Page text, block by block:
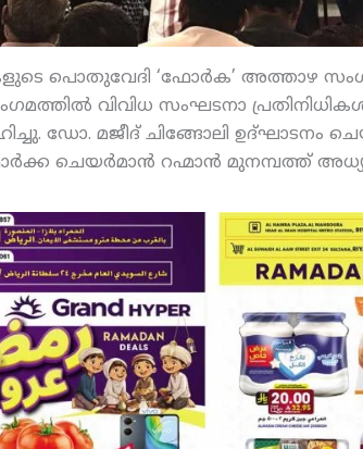
പൊതുവേദി ‘ഫോര്‍ക’ അത്താഴ
വിവിധ സംഘടനാ
ഡോ. മജീദ് ചിങ്ങോലി
ചെയര്‍മാന്‍ റഹ്മാന്‍ മുനമ്പത്ത്